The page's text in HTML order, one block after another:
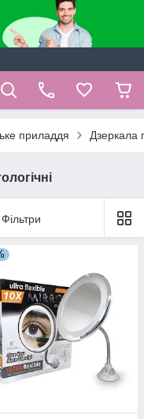
приладдя Дзеркала
Фільтри